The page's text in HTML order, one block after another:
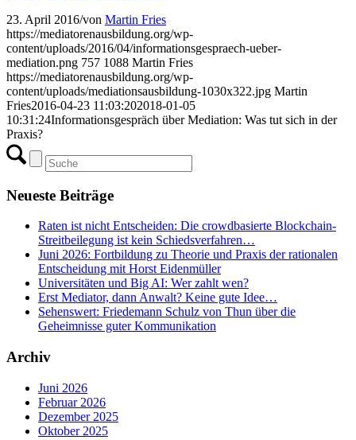
23. April 2016/von Martin Fries
https://mediatorenausbildung.org/wp-
content/uploads/2016/04/informationsgespraech-ueber-
mediation.png 757 1088 Martin Fries
https://mediatorenausbildung.org/wp-
content/uploads/mediationsausbildung-1030x322.jpg Martin
Fries2016-04-23 11:03:202018-01-05
10:31:24Informationsgespräch über Mediation: Was tut sich in der
Praxis?
Neueste Beiträge
Raten ist nicht Entscheiden: Die crowdbasierte Blockchain-
Streitbeilegung ist kein Schiedsverfahren…
Juni 2026: Fortbildung zu Theorie und Praxis der rationalen
Entscheidung mit Horst Eidenmüller
Universitäten und Big AI: Wer zahlt wen?
Erst Mediator, dann Anwalt? Keine gute Idee…
Sehenswert: Friedemann Schulz von Thun über die
Geheimnisse guter Kommunikation
Archiv
Juni 2026
Februar 2026
Dezember 2025
Oktober 2025